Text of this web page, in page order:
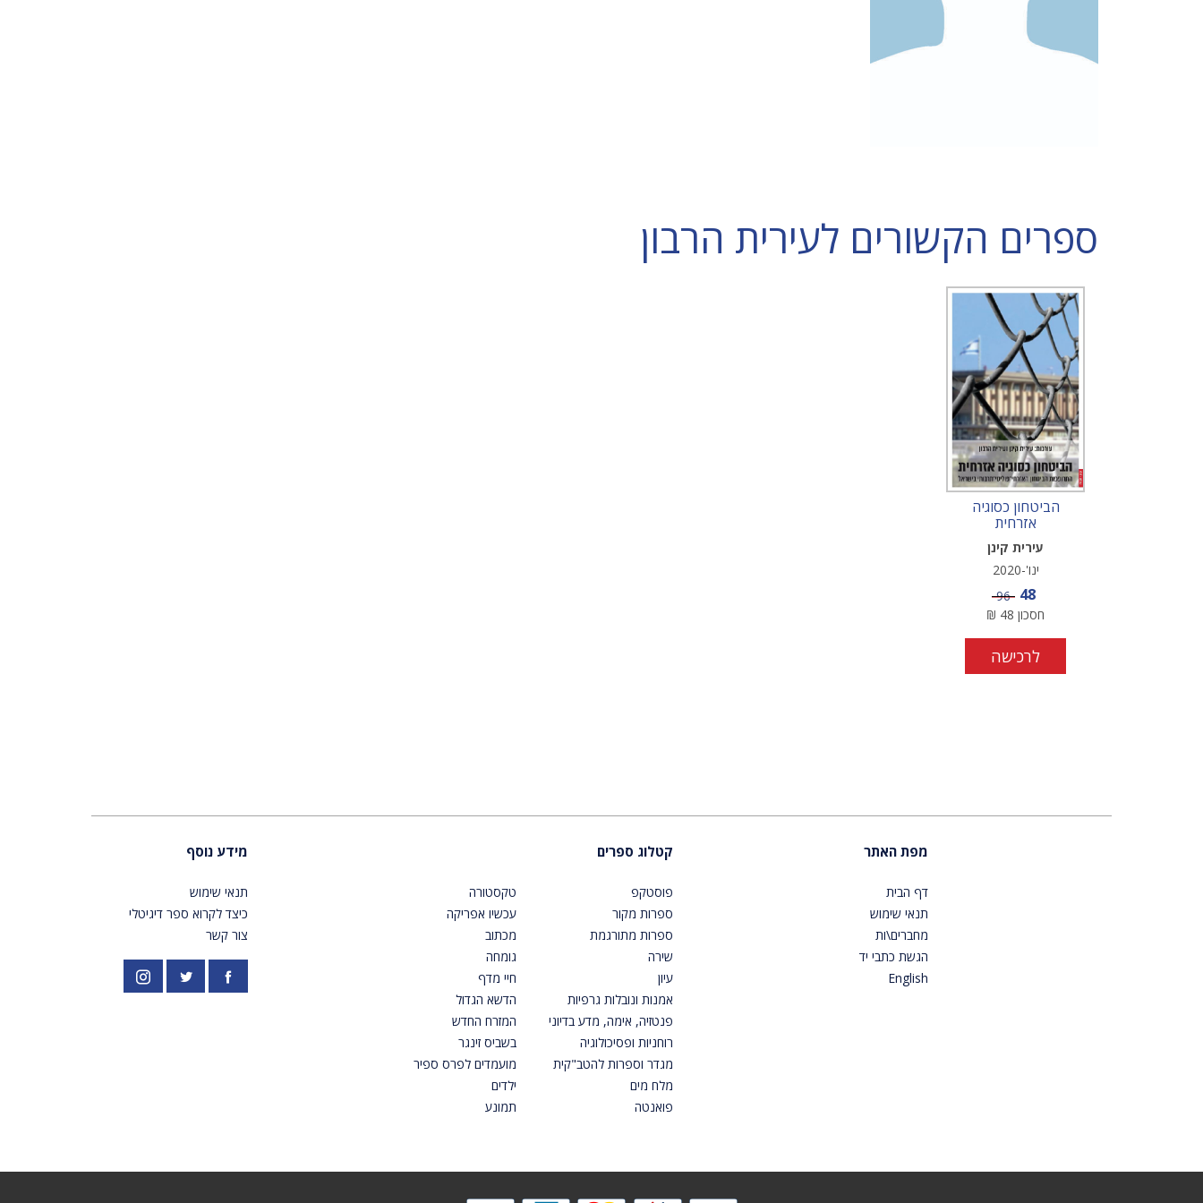
ספרים הקשורים לעירית הרבון
הביטחון כסוגיה
אזרחית
עירית קינן
ינו'-2020
מחיר מבצע
48 מחיר
96
חסכון 48
₪
לרכישה
מפת האתר
דף הבית
תנאי שימוש
מחברים\ות
הגשת כתבי יד
English
קטלוג ספרים
פוסטקפ
ספרות מקור
ספרות מתורגמת
שירה
עיון
אמנות ונובלות גרפיות
פנטזיה, אימה, מדע בדיוני
רוחניות ופסיכולוגיה
מגדר וספרות להטב"קית
מלח מים
פואנטה
טקסטורה
עכשיו אפריקה
מכתוב
גומחה
חיי מדף
הדשא הגדול
המזרח החדש
בשביס זינגר
מועמדים לפרס ספיר
ילדים
תמונע
מידע נוסף
תנאי שימוש
כיצד לקרוא ספר דיגיטלי
צור קשר
פייסבוק PardesPublish
אינסטגרם